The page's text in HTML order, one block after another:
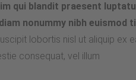
qui blandit praesent
nonummy nibh euismod
lobortis nisl ut aliquip ex
consequat, vel illum